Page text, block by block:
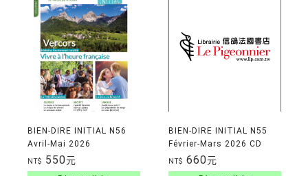
BIEN-DIRE INITIAL N56
Avril-Mai 2026
NT$ 550元
BIEN-DIRE INITIAL N55
Février-Mars 2026 CD
NT$ 660元